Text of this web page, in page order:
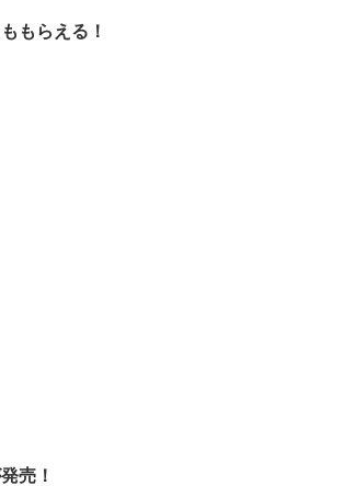
もらえる！
ギフト2,000円分を贈ると、自分も500円
ンペーンがスタ ···
売！